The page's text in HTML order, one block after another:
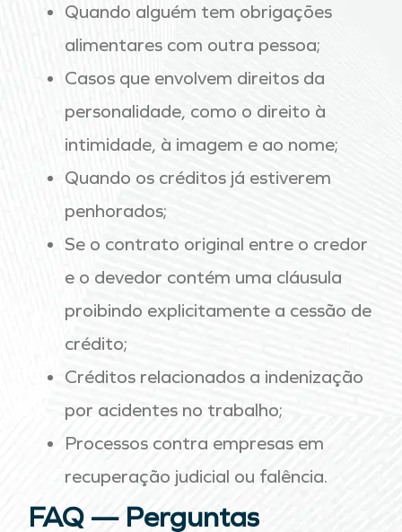
Quando alguém tem obrigações
alimentares com outra pessoa;
Casos que envolvem direitos da
personalidade, como o direito à
intimidade, à imagem e ao nome;
Quando os créditos já estiverem
penhorados;
Se o contrato original entre o credor
e o devedor contém uma cláusula
proibindo explicitamente a cessão de
crédito;
Créditos relacionados a indenização
por acidentes no trabalho;
Processos contra empresas em
recuperação judicial ou falência.
FAQ — Perguntas